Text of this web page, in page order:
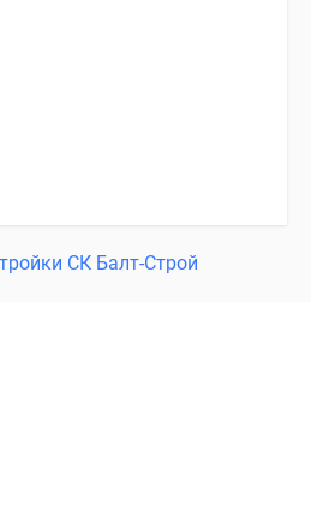
СК Балт-Строй